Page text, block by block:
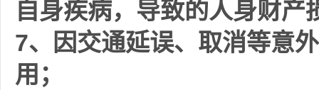
自身疾病，导致的人身财产
7、因交通延误、取消等意
用；